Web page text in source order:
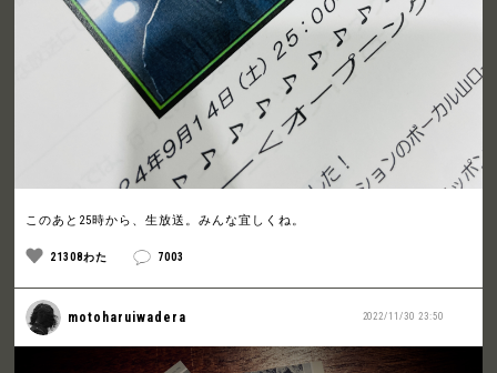
このあと25時から、生放送。みんな宜しくね。
21308わた 7003
2022/11/30 23:50
motoharuiwadera